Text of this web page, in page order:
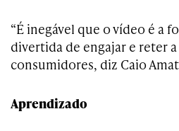
“É inegável que o vídeo é a
divertida de engajar e reter
consumidores, diz Caio
Aprendizado